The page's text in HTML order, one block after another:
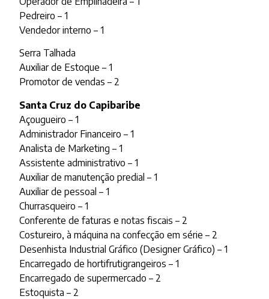
Pedreiro – 1
Vendedor interno – 1
Serra Talhada
Auxiliar de Estoque – 1
Promotor de vendas – 2
Santa Cruz do Capibaribe
Açougueiro – 1
Administrador Financeiro – 1
Analista de Marketing – 1
Assistente administrativo – 1
Auxiliar de manutenção predial – 1
Auxiliar de pessoal – 1
Churrasqueiro – 1
Conferente de faturas e notas fiscais – 2
Costureiro, à máquina na confecção em série – 2
Desenhista Industrial Gráfico (Designer Gráfico) – 1
Encarregado de hortifrutigrangeiros – 1
Encarregado de supermercado – 2
Estoquista – 2